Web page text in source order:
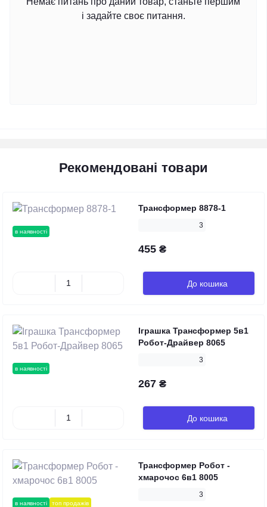
і задайте своє питання.
Рекомендовані товари
в наявності
Трансформер 8878-1
3
455 ₴
До кошика
в наявності
Іграшка Трансформер 5в1
Робот-Драйвер 8065
3
267 ₴
До кошика
в наявності топ продажів
Трансформер Робот -
хмарочос 6в1 8005
3